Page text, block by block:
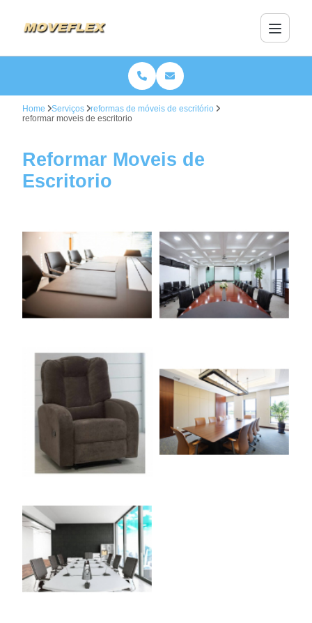
Home Serviços
reformas de móveis de escritório
reformar moveis de escritorio
Reformar Moveis de
Escritorio